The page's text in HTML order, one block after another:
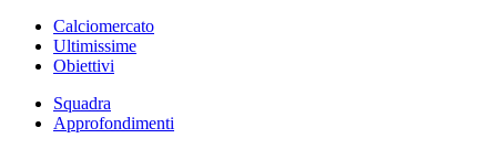
Calciomercato
Ultimissime
Obiettivi
Squadra
Approfondimenti